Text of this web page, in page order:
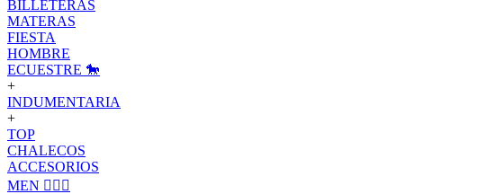
BILLETERAS
MATERAS
FIESTA
HOMBRE
ECUESTRE 🐎
+
INDUMENTARIA
+
TOP
CHALECOS
ACCESORIOS
MEN 🙋🏽‍♂️